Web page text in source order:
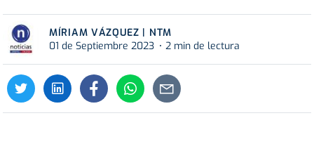
MÍRIAM VÁZQUEZ | NTM
01 de Septiembre 2023
2 min de lectura